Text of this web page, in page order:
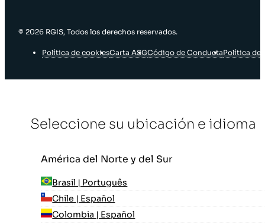
© 2026 RGIS, Todos los derechos reservados.
Política de cookiesCarta ASGCódigo de ConductaPolítica de
Seleccione su ubicación e idioma
América del Norte y del Sur
Brasil | Português
Chile | Español
Colombia | Español